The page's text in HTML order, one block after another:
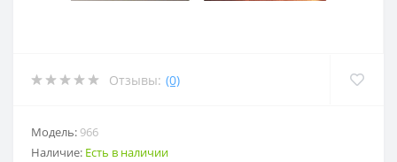
Отзывы: (0)
Модель: 966
Наличие: Есть в наличии